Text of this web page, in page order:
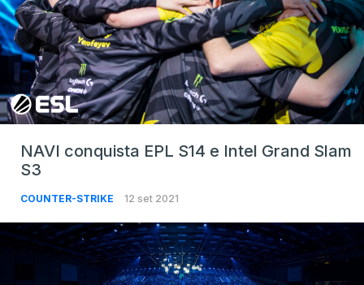
NAVI conquista EPL S14 e Intel Grand Slam
S3
COUNTER-STRIKE 12 set 2021